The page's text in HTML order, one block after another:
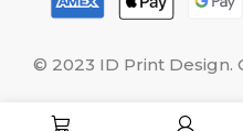
© 2023 ID Print Design.